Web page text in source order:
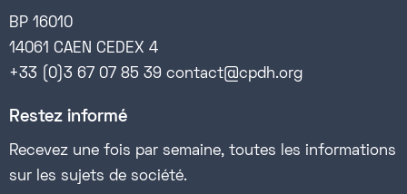
BP 16010
14061 CAEN CEDEX 4
+33 (0)3 67 07 85 39 contact@cpdh.org
Restez informé
Recevez une fois par semaine, toutes les informations
sur les sujets de société.